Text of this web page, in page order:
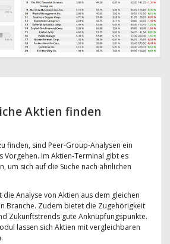
Aktien finden
finden, sind Peer-Group-Analysen ein
Vorgehen. Im Aktien-Terminal gibt es
um sich auf die Suche nach ähnlichen
die Analyse von Aktien aus dem gleichen
Branche. Zudem bietet die Zugehörigkeit
Zukunftstrends gute Anknüpfungspunkte.
lassen sich Aktien mit vergleichbaren